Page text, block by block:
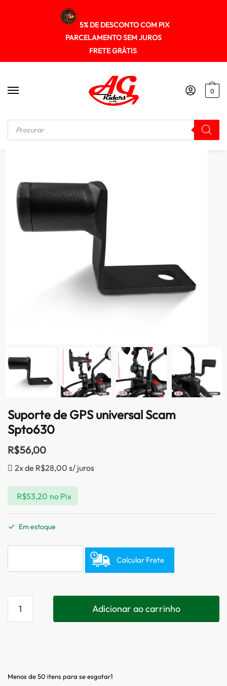
5% DE DESCONTO COM PIX
PARCELAMENTO SEM JUROS
FRETE GRÁTIS
0
Início / SUPORTE DE CELULAR Suporte de GPS universal Scam Spto630
Suporte de GPS universal Scam
Spto630
R$56,00
2x de R$28,00 s/ juros
R$53,20 no Pix
Em estoque
Calcular Frete
Adicionar ao carrinho
Menos de 50 itens para se esgotar1